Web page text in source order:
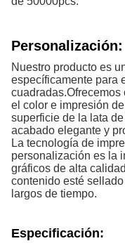
Personalización:
Nuestro producto es
específicamente para
el color e impresión
superficie de la lata
acabado elegante y
La tecnología de
personalización es la
gráficos de alta
contenido esté
largos de tiempo.
Especificación: